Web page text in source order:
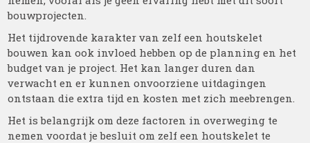
bouwprojecten.
Het tijdrovende karakter van zelf een houtskelet
bouwen kan ook invloed hebben op de planning en het
budget van je project. Het kan langer duren dan
verwacht en er kunnen onvoorziene uitdagingen
ontstaan die extra tijd en kosten met zich meebrengen.
Het is belangrijk om deze factoren in overweging te
nemen voordat je besluit om zelf een houtskelet te